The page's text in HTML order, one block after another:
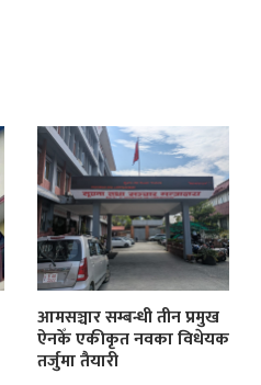
आमसञ्चार सम्बन्धी तीन प्रमुख
ऐनकेँ एकीकृत नवका विधेयक
तर्जुमा तैयारी